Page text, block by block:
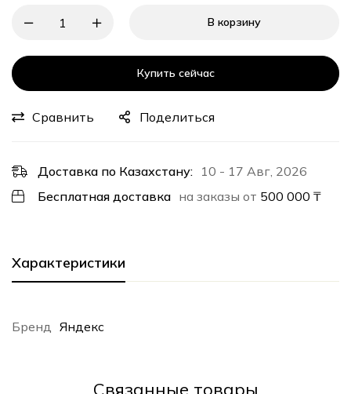
В корзину
Купить сейчас
Сравнить Поделиться
Доставка по Казахстану: 10 - 17 Авг, 2026
Бесплатная доставка на заказы от 500 000 ₸
Характеристики
Бренд Яндекс
Cвязанные товары